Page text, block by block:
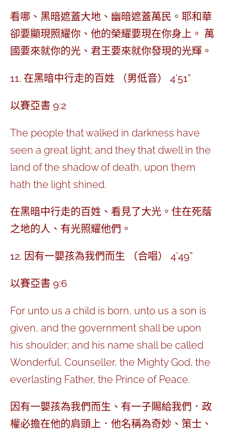
看哪、黑暗遮蓋大地、幽暗遮蓋萬民。耶和華
卻要顯現照耀你、他的榮耀要現在你身上。 萬
國要來就你的光、君王要來就你發現的光輝。
11. 在黑暗中行走的百姓 （男低音） 4’51”
以賽亞書 9:2
The people that walked in darkness have
seen a great light; and they that dwell in the
land of the shadow of death, upon them
hath the light shined.
在黑暗中行走的百姓、看見了大光。住在死蔭
之地的人、有光照耀他們。
12. 因有一嬰孩為我們而生 （合唱） 4’49”
以賽亞書 9:6
For unto us a child is born, unto us a son is
given, and the government shall be upon
his shoulder; and his name shall be called
Wonderful, Counseller, the Mighty God, the
everlasting Father, the Prince of Peace.
因有一嬰孩為我們而生、有一子賜給我們．政
權必擔在他的肩頭上．他名稱為奇妙、策士、